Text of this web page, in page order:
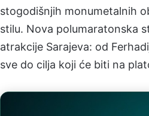
stogodišnjih monumetalnih
stilu. Nova polumaratonska
atrakcije Sarajeva: od
sve do cilja koji će biti na